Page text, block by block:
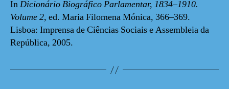
InDicionário Biográfico Parlamentar, 1834–1910.
Volume 2, ed. Maria Filomena Mónica, 366–369.
Lisboa: Imprensa de Ciências Sociais e Assembleia da
República, 2005.